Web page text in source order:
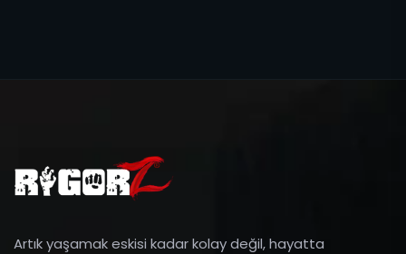
Artık yaşamak eskisi kadar kolay değil, hayatta